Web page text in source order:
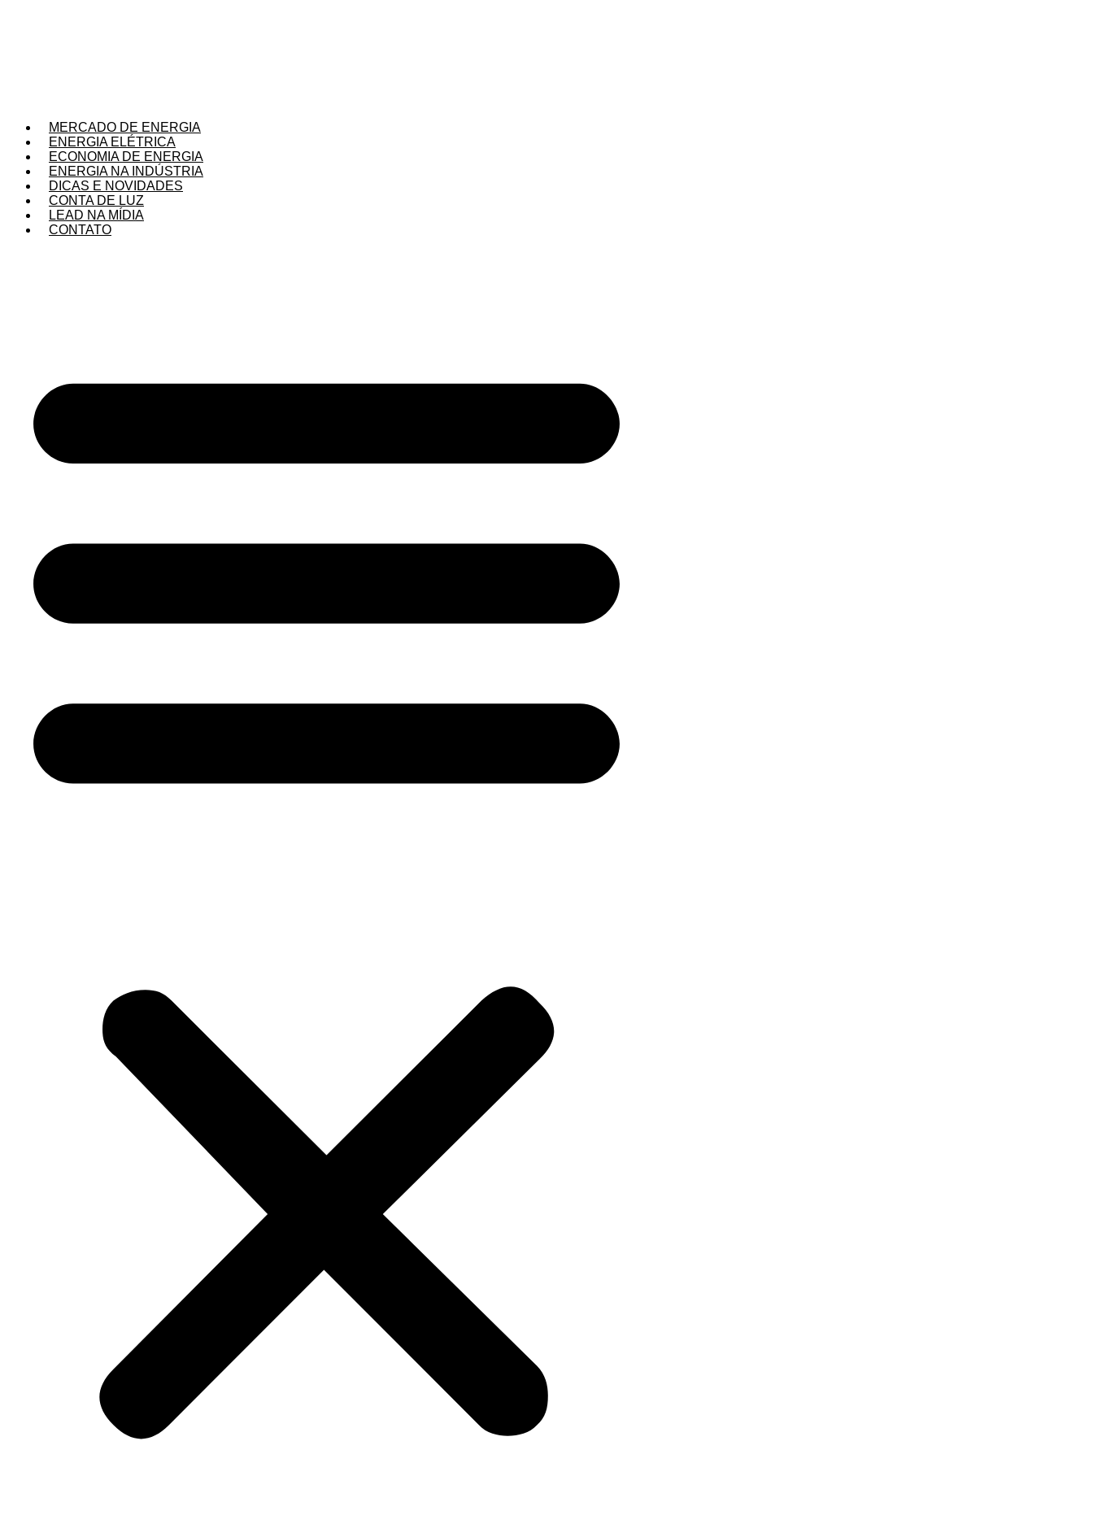
MERCADO DE ENERGIA
ENERGIA ELÉTRICA
ECONOMIA DE ENERGIA
ENERGIA NA INDÚSTRIA
DICAS E NOVIDADES
CONTA DE LUZ
LEAD NA MÍDIA
CONTATO